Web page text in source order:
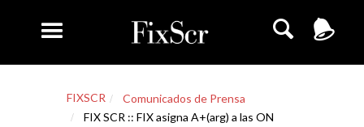
FIXSCR
Comunicados de Prensa
FIX SCR :: FIX asigna A+(arg) a las ON